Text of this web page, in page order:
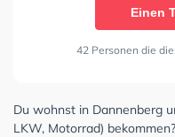
Einen
42 Personen die
Du wohnst in Dannenberg
LKW, Motorrad)